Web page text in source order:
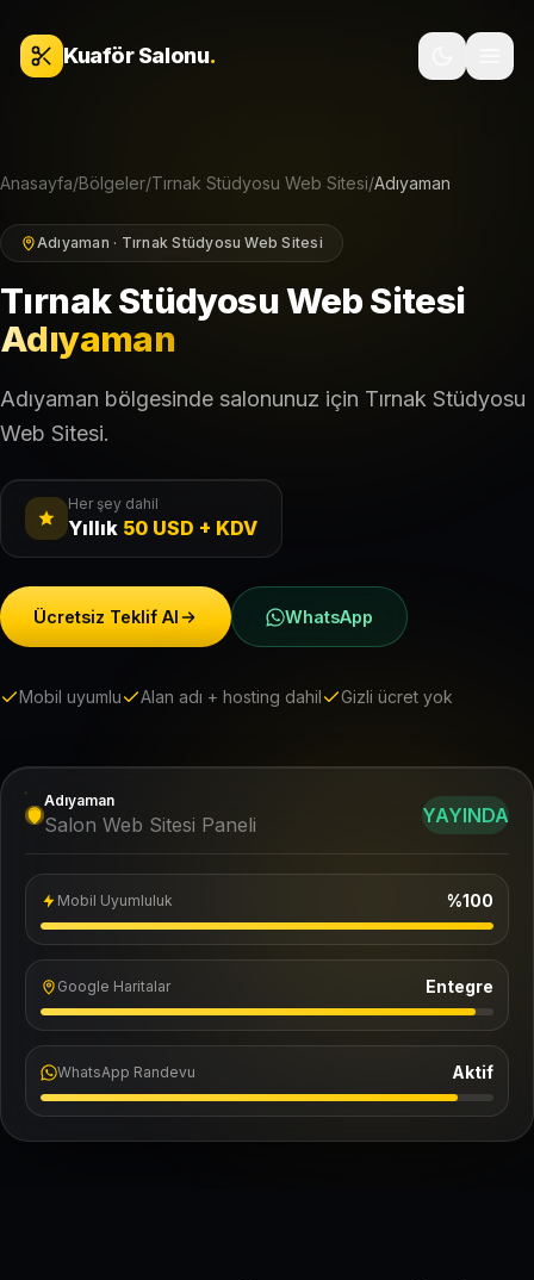
Kuaför Salonu.
Anasayfa/Bölgeler/Tırnak Stüdyosu Web Sitesi/Adıyaman
Adıyaman · Tırnak Stüdyosu Web Sitesi
Tırnak Stüdyosu Web Sitesi
Adıyaman
Adıyaman bölgesinde salonunuz için Tırnak Stüdyosu
Web Sitesi.
Her şey dahil
Yıllık 50 USD + KDV
Ücretsiz Teklif Al WhatsApp
Mobil uyumlu Alan adı + hosting dahil Gizli ücret yok
Adıyaman
Salon Web Sitesi Paneli YAYINDA
Mobil Uyumluluk %100
Google Haritalar Entegre
WhatsApp Randevu Aktif